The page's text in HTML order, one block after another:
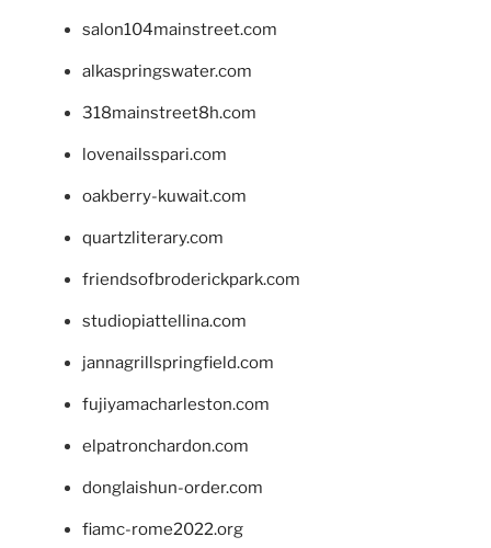
salon104mainstreet.com
alkaspringswater.com
318mainstreet8h.com
lovenailsspari.com
oakberry-kuwait.com
quartzliterary.com
friendsofbroderickpark.com
studiopiattellina.com
jannagrillspringfield.com
fujiyamacharleston.com
elpatronchardon.com
donglaishun-order.com
fiamc-rome2022.org